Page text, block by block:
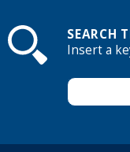
SEARCH
Insert a